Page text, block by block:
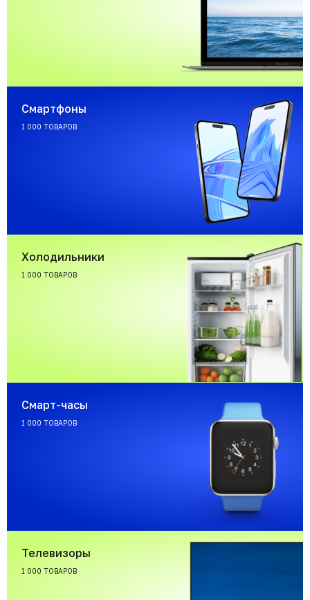
Смартфоны
1 000 ТОВАРОВ
Холодильники
1 000 ТОВАРОВ
Смарт-часы
1 000 ТОВАРОВ
Телевизоры
1 000 ТОВАРОВ